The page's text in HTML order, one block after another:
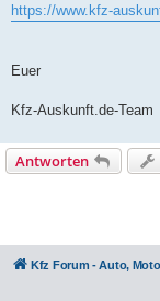
https://www.kfz-
Euer
Kfz-Auskunft.de-Team
Antworten
Kfz Forum - Auto,